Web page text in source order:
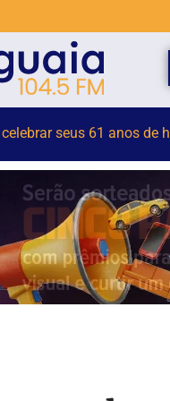
desfile do 7 de setembro